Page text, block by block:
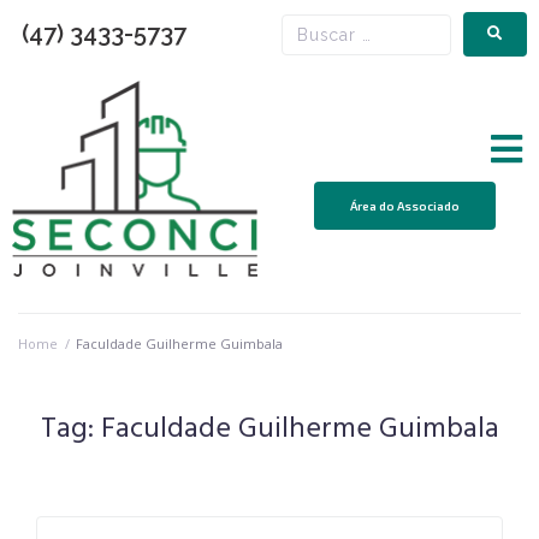
(47) 3433-5737
Área do Associado
Home / Faculdade Guilherme Guimbala
Tag: Faculdade Guilherme Guimbala